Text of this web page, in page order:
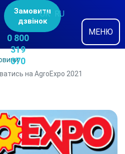
Замовити
дзвінок
0 800
319
070
UK RU
МЕНЮ
на AgroExpo 2021